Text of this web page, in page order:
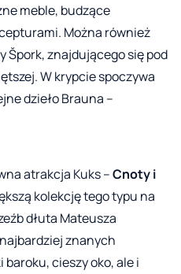
meble, budzące
Można również
Špork, znajdującego się pod
W krypcie spoczywa
dzieło Brauna –
atrakcja Kuks –Cnoty i
kolekcję tego typu na
dłuta Mateusza
znanych
cieszy oko, ale i